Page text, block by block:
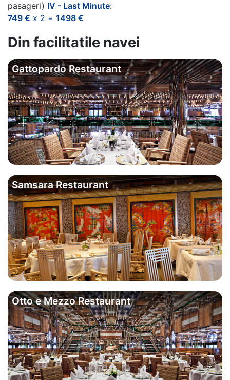
pasageri) IV - Last Minute:
749 € x 2 = 1498 €
Din facilitatile navei
Gattopardo Restaurant
Samsara Restaurant
Otto e Mezzo Restaurant